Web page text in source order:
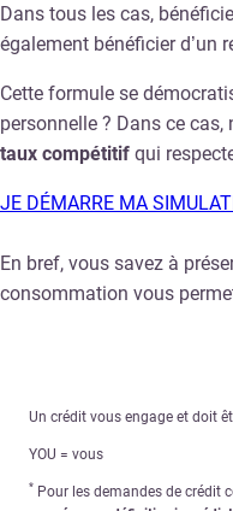
Dans tous les cas,
également bénéficier d’un
Cette formule se
personnelle ? Dans ce
taux compétitif qui
JE DÉMARRE MA
En bref, vous savez à
consommation vous
Un crédit vous engage et doit
YOU = vous
* Pour les demandes de crédit